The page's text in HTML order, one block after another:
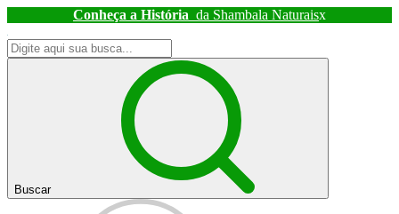
Conheça a História da Shambala Naturaisx
Buscar